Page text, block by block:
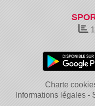
Charte
Informations légales